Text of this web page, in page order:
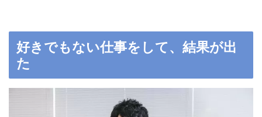
好きでもない仕事をして、結果が出
た